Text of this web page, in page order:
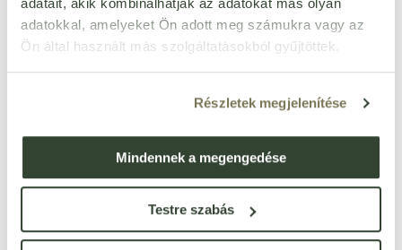
adatait, akik kombinálhatják az adatokat más olyan
adatokkal, amelyeket Ön adott meg számukra vagy az
Ön által használt más szolgáltatásokból gyűjtöttek.
Részletek megjelenítése
Mindennek a megengedése
Testre szabás
zsírsavak
ebből többszörösen telített
zsírsavak
0 g
ebből keményítő 0 g
fehérje 90 g